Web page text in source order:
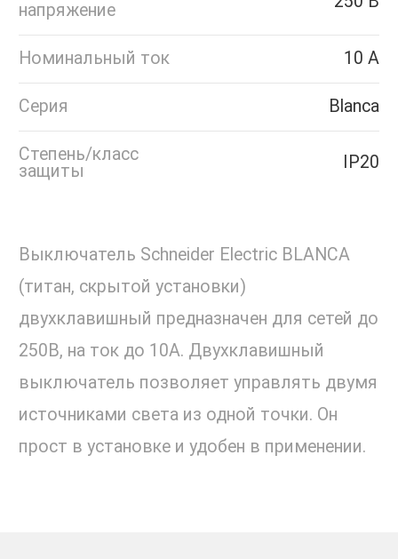
напряжение
Номинальный ток 10 А
Серия Blanca
Степень/класс
защиты
IP20
Выключатель Schneider Electric BLANCA
(титан, скрытой установки)
двухклавишный предназначен для сетей до
250В, на ток до 10А. Двухклавишный
выключатель позволяет управлять двумя
источниками света из одной точки. Он
прост в установке и удобен в применении.